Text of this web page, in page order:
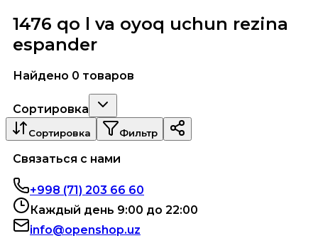
1476 qo l va oyoq uchun rezina
espander
Найдено 0 товаров
Сортировка
Сортировка Фильтр
Связаться с нами
+998 (71) 203 66 60
Каждый день 9:00 до 22:00
info@openshop.uz